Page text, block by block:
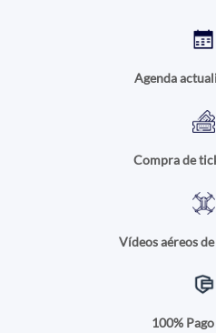
Agenda
Compra de
Vídeos aéreos
100%